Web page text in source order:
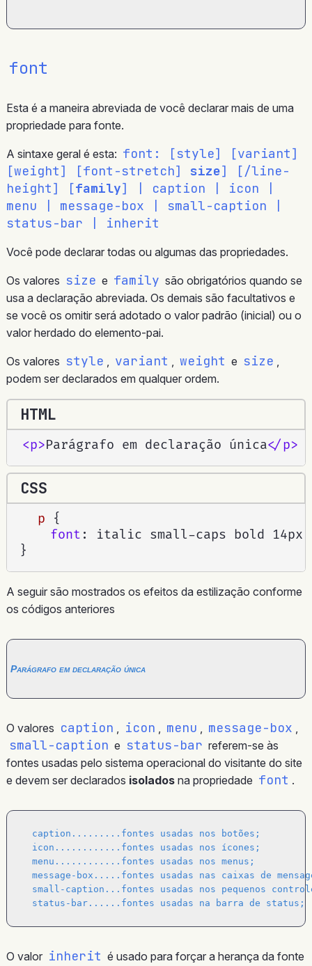
font
Esta é a maneira abreviada de você declarar mais de uma
propriedade para fonte.
A sintaxe geral é esta: font: [style] [variant]
[weight] [font-stretch] size] [/line-
height] [family] | caption | icon |
menu | message-box | small-caption |
status-bar | inherit
Você pode declarar todas ou algumas das propriedades.
Os valores size e family são obrigatórios quando se
usa a declaração abreviada. Os demais são facultativos e
se você os omitir será adotado o valor padrão (inicial) ou o
valor herdado do elemento-pai.
Os valores style , variant , weight e size ,
podem ser declarados em qualquer ordem.
HTML
<p>Parágrafo em declaração única</p>
CSS
p
{
font : italic small-caps bold 14px
}
A seguir são mostrados os efeitos da estilização conforme
os códigos anteriores
Parágrafo em declaração única
O valores caption , icon , menu , message-box ,
small-caption e status-bar referem-se às
fontes usadas pelo sistema operacional do visitante do site
e devem ser declarados isoladosna propriedade font .
  caption.........fontes usadas nos botões;
  icon............fontes usadas nos ícones;
  menu............fontes usadas nos menus;
message-box.....fontes usadas nas caixas de
small-caption...fontes usadas nos pequenos
  status-bar......fontes usadas na barra de status;
O valor inherit é usado para forçar a herança da fonte